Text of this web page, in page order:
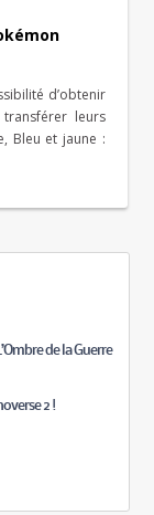
d’obtenir
leurs
Bleu et jaune :
de la Guerre
2 !